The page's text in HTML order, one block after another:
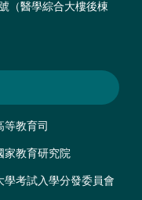
（醫學綜合大樓後棟
等教育司
家教育研究院
學考試入學分發委員會